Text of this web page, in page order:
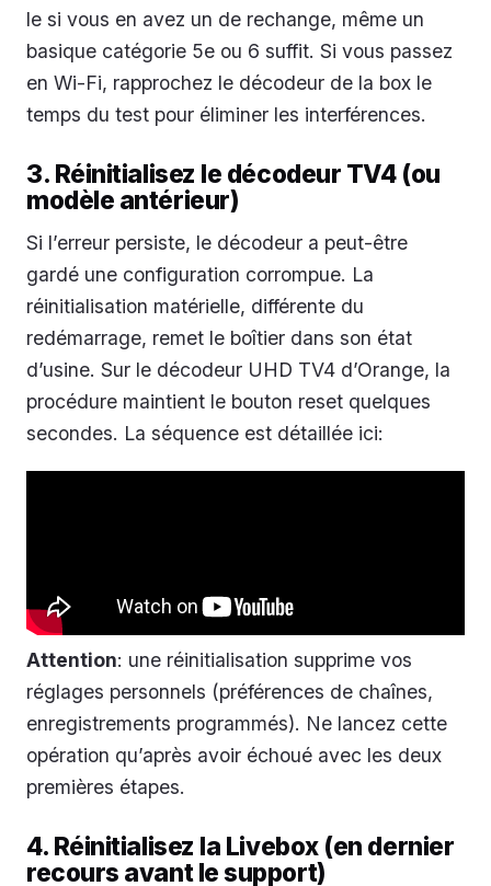
le si vous en avez un de rechange, même un
basique catégorie 5e ou 6 suffit. Si vous passez
en Wi-Fi, rapprochez le décodeur de la box le
temps du test pour éliminer les interférences.
3. Réinitialisez le décodeur TV4 (ou
modèle antérieur)
Si l’erreur persiste, le décodeur a peut-être
gardé une configuration corrompue. La
réinitialisation matérielle, différente du
redémarrage, remet le boîtier dans son état
d’usine. Sur le décodeur UHD TV4 d’Orange, la
procédure maintient le bouton reset quelques
secondes. La séquence est détaillée ici:
Attention: une réinitialisation supprime vos
réglages personnels (préférences de chaînes,
enregistrements programmés). Ne lancez cette
opération qu’après avoir échoué avec les deux
premières étapes.
4. Réinitialisez la Livebox (en dernier
recours avant le support)